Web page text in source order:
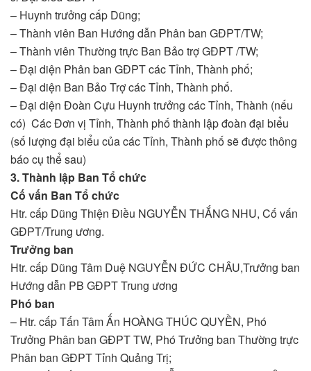
– Huynh trưởng cấp Dũng;
– Thành viên Ban Hướng dẫn Phân ban GĐPT/TW;
– Thành viên Thường trực Ban Bảo trợ GĐPT /TW;
– Đại diện Phân ban GĐPT các Tỉnh, Thành phố;
– Đại diện Ban Bảo Trợ các Tỉnh, Thành phố.
– Đại diện Đoàn Cựu Huynh trưởng các Tỉnh, Thành (nếu
có) Các Đơn vị Tỉnh, Thành phố thành lập đoàn đại biểu
(số lượng đại biểu của các Tỉnh, Thành phố sẽ được thông
báo cụ thể sau)
3. Thành lập Ban Tổ chức
Cố vấn Ban Tổ chức
Htr. cấp Dũng Thiện Điều NGUYỄN THẮNG NHU, Cố vấn
GĐPT/Trung ương.
Trưởng ban
Htr. cấp Dũng Tâm Duệ NGUYỄN ĐỨC CHÂU,Trưởng ban
Hướng dẫn PB GĐPT Trung ương
Phó ban
– Htr. cấp Tấn Tâm Ấn HOÀNG THÚC QUYỀN, Phó
Trưởng Phân ban GĐPT TW, Phó Trưởng ban Thường trực
Phân ban GĐPT Tỉnh Quảng Trị;